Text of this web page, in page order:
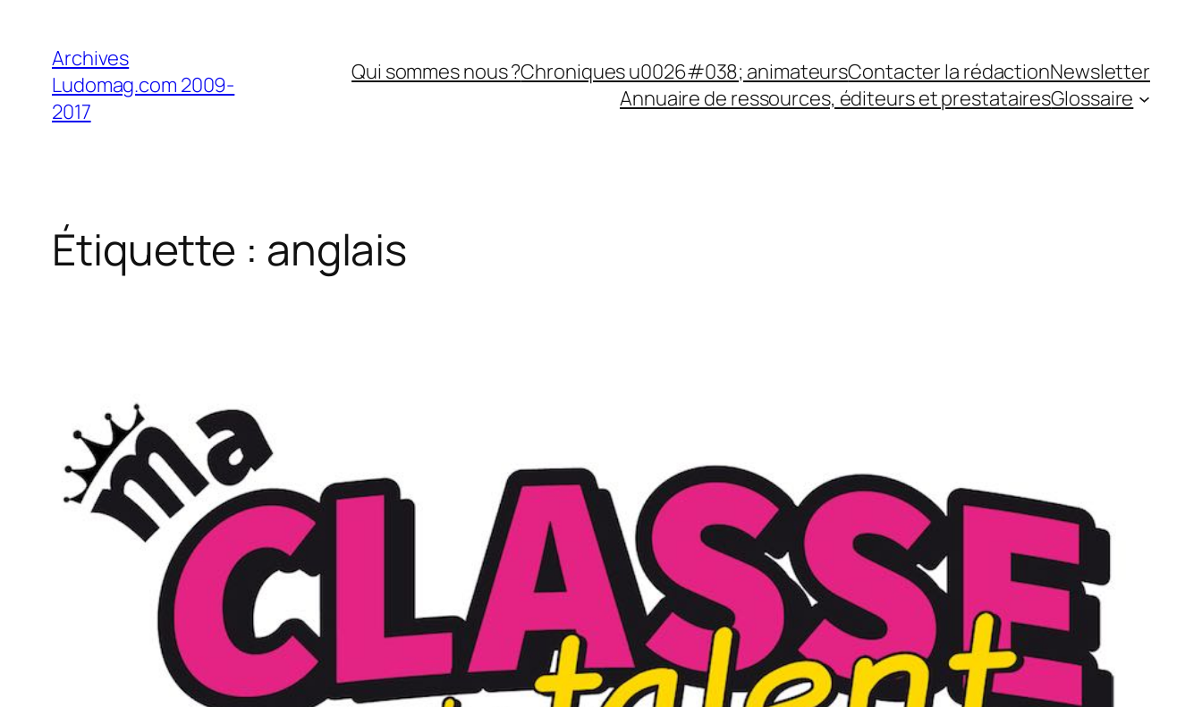
contenu
Archives
Ludomag.com 2009-
2017
Qui sommes nous ?Chroniques u0026#038; animateursContacter la rédactionNewsletter
Annuaire de ressources, éditeurs et prestatairesGlossaire
Étiquette : anglais